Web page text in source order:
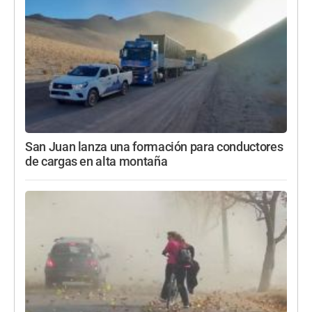
San Juan lanza una formación para conductores
de cargas en alta montaña